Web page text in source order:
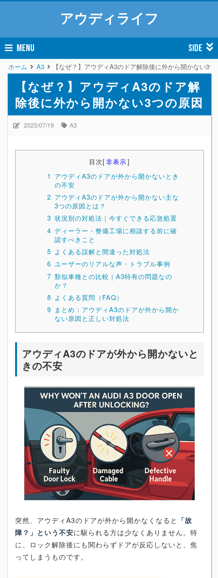
アウディライフ
MENU SIDE
ホーム A3 【なぜ？】アウディA3のドア解除後に外から開かない3つ
【なぜ？】アウディA3のドア解
除後に外から開かない3つの原因
2025/07/19 A3
目次[非表示]
1 アウディA3のドアが外から開かないとき
の不安
2 アウディA3のドアが外から開かない主な
3つの原因とは？
3 状況別の対処法｜今すぐできる応急処置
4 ディーラー・整備工場に相談する前に確
認すべきこと
5 よくある誤解と間違った対処法
6 ユーザーのリアルな声・トラブル事例
7 類似車種との比較｜A3特有の問題なの
か？
8 よくある質問（FAQ）
9 まとめ：アウディA3のドアが外から開か
ない原因と正しい対処法
アウディA3のドアが外から開かないと
きの不安
突然、アウディA3のドアが外から開かなくなると 「故
障？」という不安に駆られる方は少なくありません。特
に、ロック解除後にも関わらずドアが反応しないと、焦
ってしまうものです。